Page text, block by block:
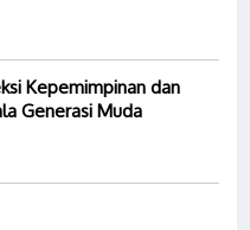
Kepemimpinan dan
Generasi Muda